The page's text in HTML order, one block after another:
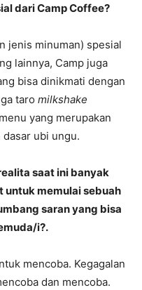
dari Camp Coffee?
jenis minuman) spesial
lainnya, Camp juga
bisa dinikmati dengan
taro milkshake
yang merupakan
ubi ungu.
saat ini banyak
untuk memulai sebuah
saran yang bisa
i?.
mencoba. Kegagalan
dan mencoba.